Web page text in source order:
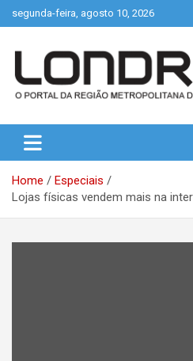
to
segunda-feira, agosto 10, 2026
Londrix
Home
Especiais
Lojas físicas vendem mais na